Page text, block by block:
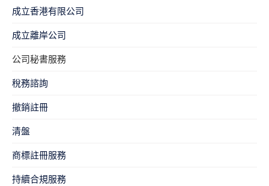
成立香港有限公司
成立離岸公司
公司秘書服務
​稅務諮詢
撤銷註冊
清盤
商標註冊服務
持續合規服務